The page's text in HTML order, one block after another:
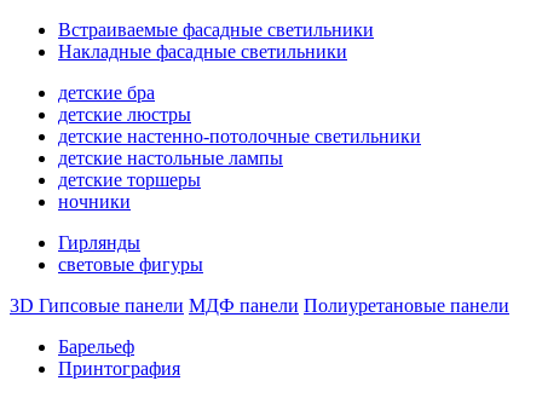
Встраиваемые фасадные светильники
Накладные фасадные светильники
детские бра
детские люстры
детские настенно-потолочные светильники
детские настольные лампы
детские торшеры
ночники
Гирлянды
световые фигуры
3D Гипсовые панели МДФ панели Полиуретановые панели
Барельеф
Принтография